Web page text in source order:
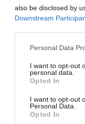
also be disclosed by
Downstream
Personal Data
I want to opt-out
personal data.
Opted In
I want to opt-out
Personal Data.
Opted In
δανείστηκε μια
πάνω στο choker,
τοποθετημένη
οποίο ανήκε
Σαρλότ.
βραχιολιού
Έμιλι και της Αν